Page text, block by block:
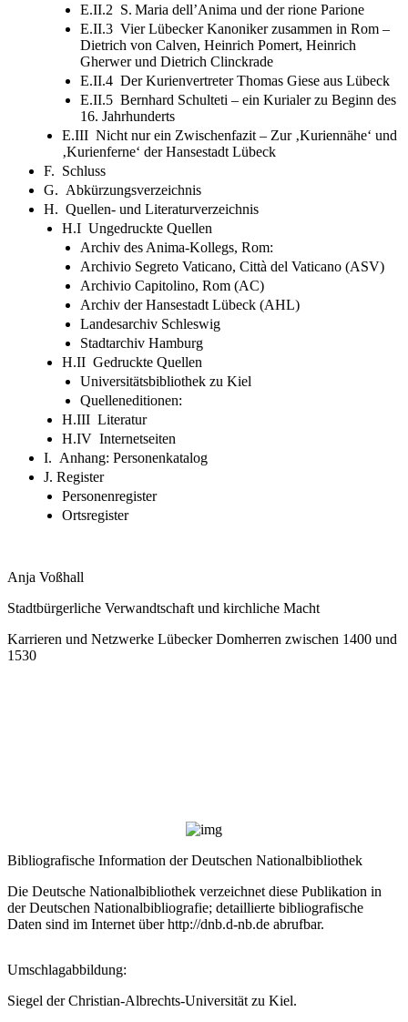
E.II.2 S. Maria dell’Anima und der rione Parione
E.II.3 Vier Lübecker Kanoniker zusammen in Rom –
Dietrich von Calven, Heinrich Pomert, Heinrich
Gherwer und Dietrich Clinckrade
E.II.4 Der Kurienvertreter Thomas Giese aus Lübeck
E.II.5 Bernhard Schulteti – ein Kurialer zu Beginn des
16. Jahrhunderts
E.III Nicht nur ein Zwischenfazit – Zur ‚Kuriennähe‘ und
‚Kurienferne‘ der Hansestadt Lübeck
F. Schluss
G. Abkürzungsverzeichnis
H. Quellen- und Literaturverzeichnis
H.I Ungedruckte Quellen
Archiv des Anima-Kollegs, Rom:
Archivio Segreto Vaticano, Città del Vaticano (ASV)
Archivio Capitolino, Rom (AC)
Archiv der Hansestadt Lübeck (AHL)
Landesarchiv Schleswig
Stadtarchiv Hamburg
H.II Gedruckte Quellen
Universitätsbibliothek zu Kiel
Quelleneditionen:
H.III Literatur
H.IV Internetseiten
I. Anhang: Personenkatalog
J. Register
Personenregister
Ortsregister
Anja Voßhall
Stadtbürgerliche Verwandtschaft und kirchliche Macht
Karrieren und Netzwerke Lübecker Domherren zwischen 1400 und
1530
Bibliografische Information der Deutschen Nationalbibliothek
Die Deutsche Nationalbibliothek verzeichnet diese Publikation in
der Deutschen Nationalbibliografie; detaillierte bibliografische
Daten sind im Internet überhttp://dnb.d-nb.de abrufbar.
Umschlagabbildung:
Siegel der Christian-Albrechts-Universität zu Kiel.